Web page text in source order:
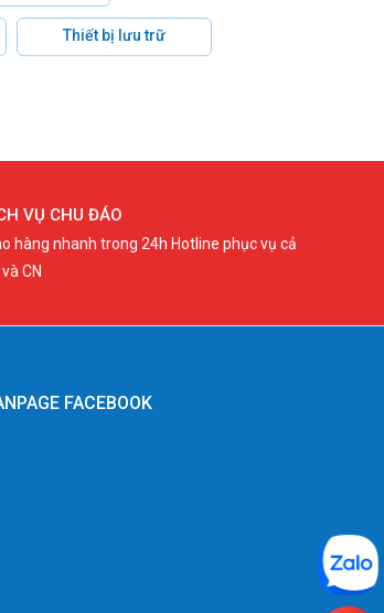
Thiết bị lưu trữ
VỤ CHU ĐÁO
hàng nhanh trong 24h Hotline phục vụ cả
CN
FACEBOOK